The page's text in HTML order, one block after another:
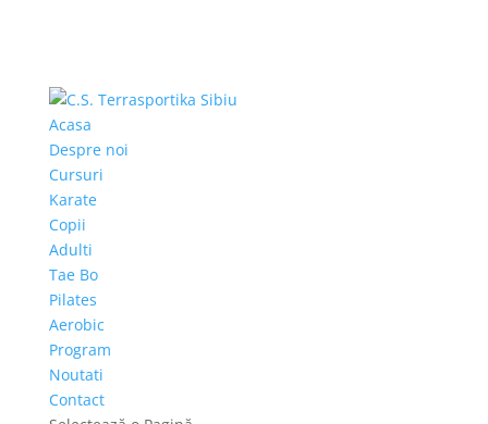
Acasa
Despre noi
Cursuri
Karate
Copii
Adulti
Tae Bo
Pilates
Aerobic
Program
Noutati
Contact